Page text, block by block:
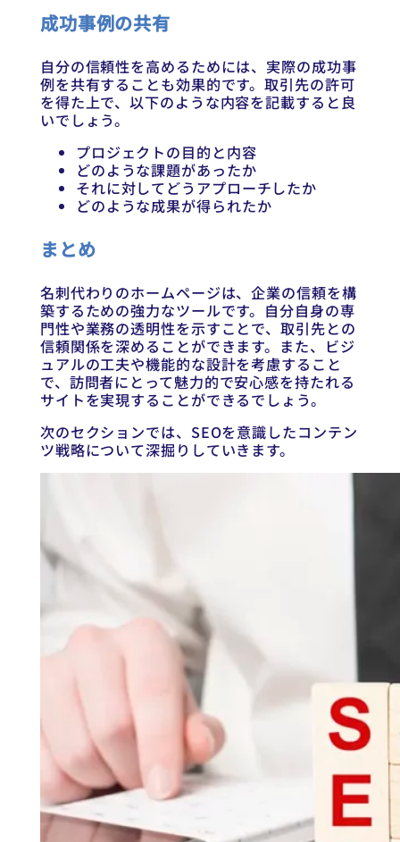
成功事例の共有
自分の信頼性を高めるためには、実際の成功事
例を共有することも効果的です。取引先の許可
を得た上で、以下のような内容を記載すると良
いでしょう。
プロジェクトの目的と内容
どのような課題があったか
それに対してどうアプローチしたか
どのような成果が得られたか
まとめ
名刺代わりのホームページは、企業の信頼を構
築するための強力なツールです。自分自身の専
門性や業務の透明性を示すことで、取引先との
信頼関係を深めることができます。また、ビジ
ュアルの工夫や機能的な設計を考慮すること
で、訪問者にとって魅力的で安心感を持たれる
サイトを実現することができるでしょう。
次のセクションでは、SEOを意識したコンテン
ツ戦略について深掘りしていきます。